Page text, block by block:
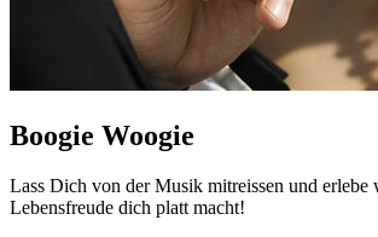
Boogie Woogie
Lass Dich von der Musik mitreissen und erlebe
Lebensfreude dich platt macht!